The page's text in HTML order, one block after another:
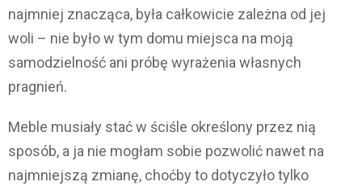
najmniej znacząca, była całkowicie zależna od jej
woli – nie było w tym domu miejsca na moją
samodzielność ani próbę wyrażenia własnych
pragnień.
Meble musiały stać w ściśle określony przez nią
sposób, a ja nie mogłam sobie pozwolić nawet na
najmniejszą zmianę, choćby to dotyczyło tylko